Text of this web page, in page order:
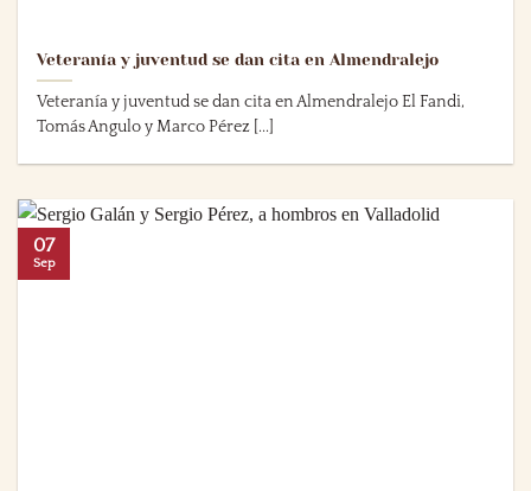
Veteranía y juventud se dan cita en Almendralejo
Veteranía y juventud se dan cita en Almendralejo El Fandi,
Tomás Angulo y Marco Pérez [...]
07
Sep